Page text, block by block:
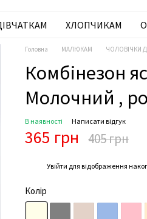
ХЛОПЧИКАМ
Головна МАЛЮКАМ ЧОЛОВІЧКИ
Комбінезон
Молочний ,
В наявності Написати відгук
365 грн 405 грн
Увійти для відображення
Колір